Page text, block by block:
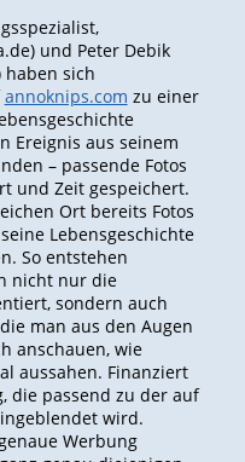
und Peter Debik
sich
annoknips.com zu einer
Ereignis aus seinem
– passende Fotos
und Zeit gespeichert.
Ort bereits Fotos
Lebensgeschichte
So entstehen
nicht nur die
sondern auch
man aus den Augen
anschauen, wie
aussahen. Finanziert
die passend zu der auf
wird.
Werbung